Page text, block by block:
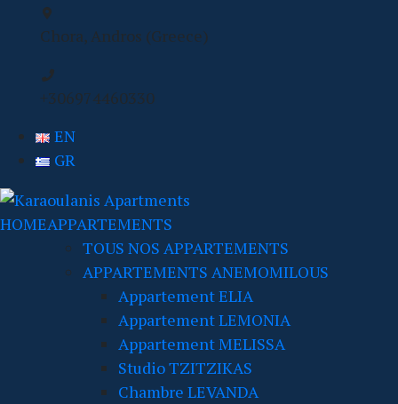
Chora, Andros (Greece)
+306974460330
EN
GR
HOMEAPPARTEMENTS
TOUS NOS APPARTEMENTS
APPARTEMENTS ANEMOMILOUS
Appartement ELIA
Appartement LEMONIA
Appartement MELISSA
Studio TZITZIKAS
Chambre LEVANDA